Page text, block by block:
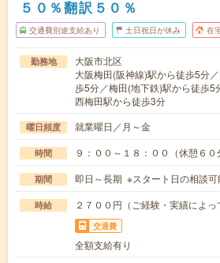
５０％翻訳５０％
交通費別途支給あり 土日祝日が休み 在
勤務地
大阪市北区
大阪梅田(阪神線)駅から徒歩5分
歩5分／梅田(地下鉄)駅から徒歩5
西梅田駅から徒歩3分
曜日頻度 就業曜日／月～金
時間 ９：００～１８：００（休憩６０
期間 即日～長期 ※スタート日の相談可
時給 ２７００円（ご経験・実績によっ
交通費
全額支給有り